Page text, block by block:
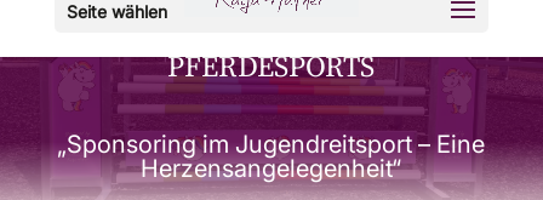
Seite wählen
SPONSORING DES
PFERDESPORTS
„Sponsoring im Jugendreitsport – Eine
Herzensangelegenheit“